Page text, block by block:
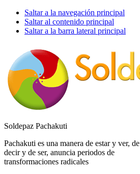
Saltar a la navegación principal
Saltar al contenido principal
Saltar a la barra lateral principal
Soldepaz Pachakuti
Pachakuti es una manera de estar y ver, de
decir y de ser, anuncia periodos de
transformaciones radicales